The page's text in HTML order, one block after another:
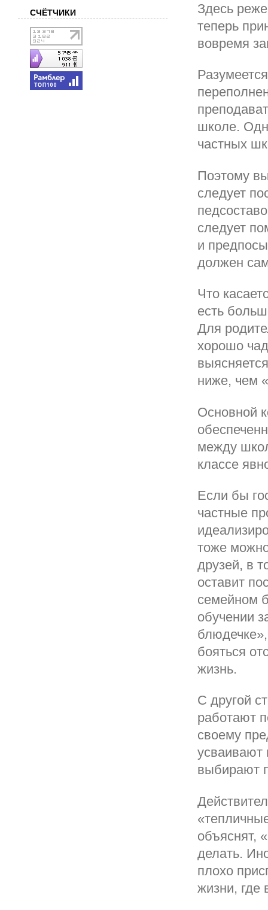
Здесь
теперь
вовремя
школе.
частных
Поэтому
следует
следует
и
должен
Что
есть
Для
хорошо
ниже, чем
Основной
между
классе
Если бы
частные
тоже
друзей, в
оставит
семейном
обучении
бояться
жизнь.
С другой
работают
своему
усваивают
выбирают
объяснят,
делать.
плохо
жизни, где
СЧЁТЧИКИ